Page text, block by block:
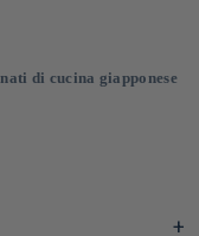
di cucina giapponese